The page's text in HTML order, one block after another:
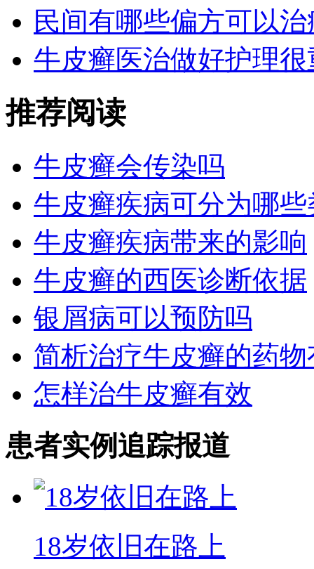
民间有哪些偏方可以
牛皮癣医治做好护理很
推荐阅读
牛皮癣会传染吗
牛皮癣疾病可分为哪些
牛皮癣疾病带来的影响
牛皮癣的西医诊断依据
银屑病可以预防吗
简析治疗牛皮癣的药
怎样治牛皮癣有效
患者实例追踪报道
18岁依旧在路上